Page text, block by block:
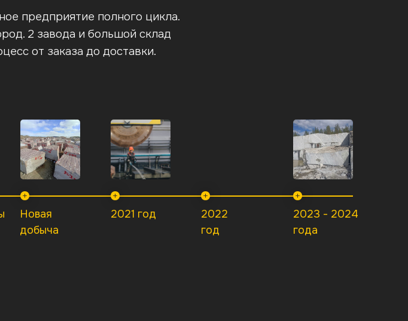
Новая
добыча
2021 год
2022
год
2023 - 2024
года
предприятие полного цикла.
2 завода и большой склад
от заказа до доставки.